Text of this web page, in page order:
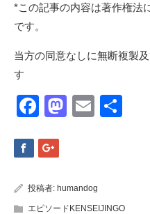
*この記事の内容は著作権法
です。
当方の同意なしに無断複製
す
Facebook
Email
投稿者: humandog
エピソードKENSEIJINGO